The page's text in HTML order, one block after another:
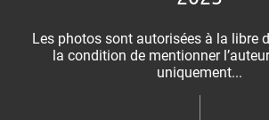
Les photos sont autorisées à la libre
la condition de mentionner
uniquement...